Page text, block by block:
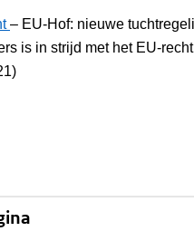
– EU-Hof: nieuwe
is in strijd met het EU-